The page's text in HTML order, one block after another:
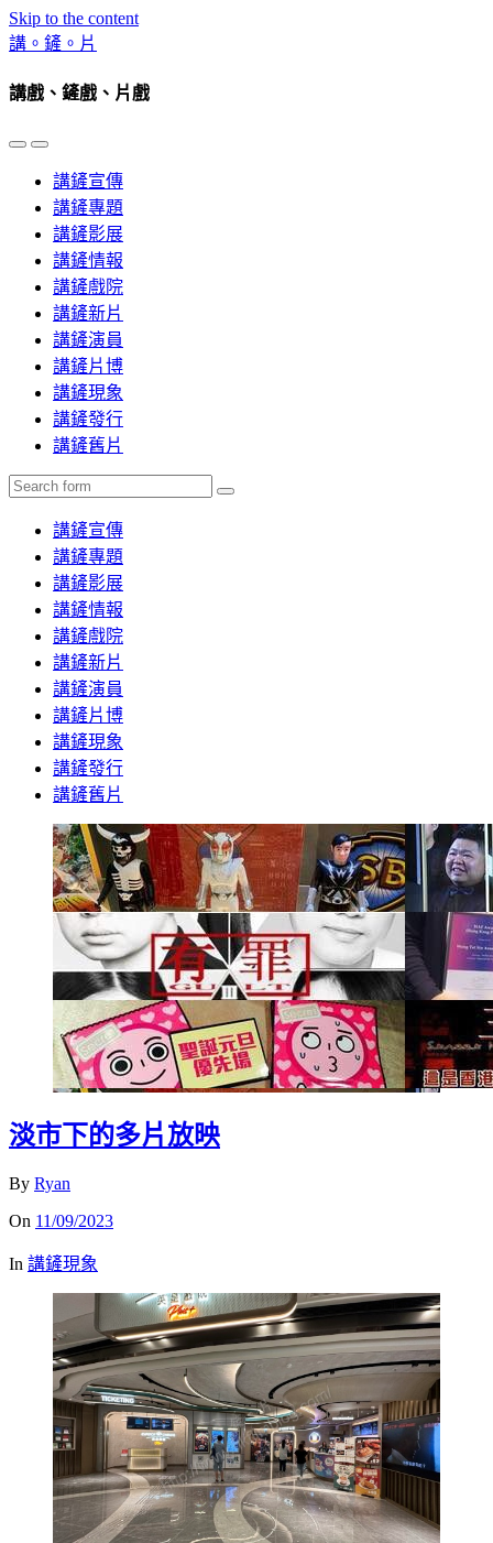
Skip to the content
講。鏟。片
講戲、鏟戲、片戲
Toggle
mobile
Toggle
search
field
講鏟宣傳
講鏟專題
講鏟影展
講鏟情報
講鏟戲院
講鏟新片
講鏟演員
講鏟片博
講鏟現象
講鏟發行
講鏟舊片
Search
講鏟宣傳
講鏟專題
講鏟影展
講鏟情報
講鏟戲院
講鏟新片
講鏟演員
講鏟片博
講鏟現象
講鏟發行
講鏟舊片
淡市下的多片放映
By Ryan
On 11/09/2023
In 講鏟現象